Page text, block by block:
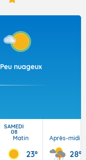
Peu nuageux
SAMEDI
08
Matin
23°
Après-midi
28°